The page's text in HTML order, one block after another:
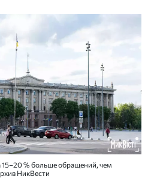
15–20 % больше обращений, чем
НикВести